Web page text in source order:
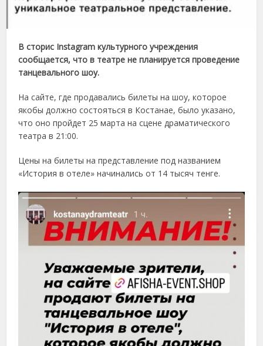
В сторис Instagram культурного учреждения
сообщается, что в театре не планируется проведение
танцевального шоу.
На сайте, где продавались билеты на шоу, которое
якобы должно состояться в Костанае, было указано,
что оно пройдет 25 марта на сцене драматического
театра в 21:00.
Цены на билеты на представление под названием
«История в отеле» начинались от 14 тысяч тенге.